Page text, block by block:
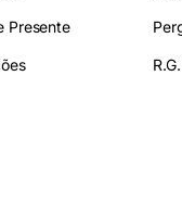
Presente